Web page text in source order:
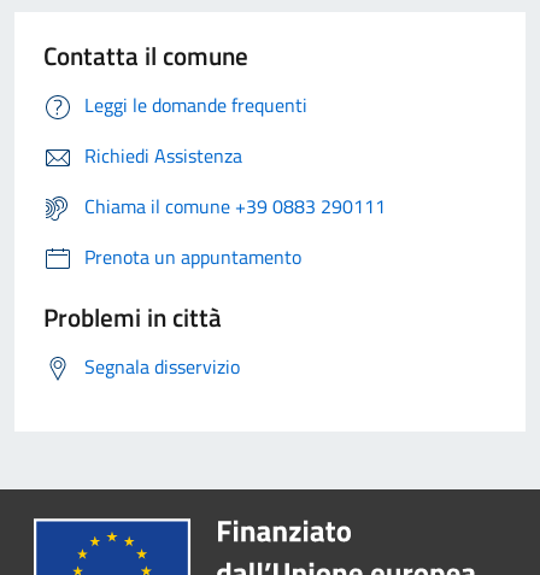
Contatta il comune
Leggi le domande frequenti
Richiedi Assistenza
Chiama il comune +39 0883 290111
Prenota un appuntamento
Problemi in città
Segnala disservizio